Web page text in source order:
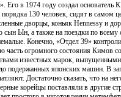
Его в 1974 году создал
130 человек, сидят в самом
дворцы, коньяк Hennessy и
Ын, а также на поездки по всему
Конечно, «Отдел 39»
огромного состояния Кимов
известных марок,
подержанных японских машин. В
Достаточно сказать, что на
корейцы поставляли в другие